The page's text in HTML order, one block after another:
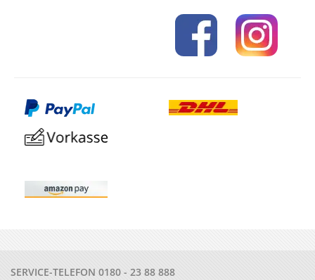
SERVICE-TELEFON 0180 - 23 88 888